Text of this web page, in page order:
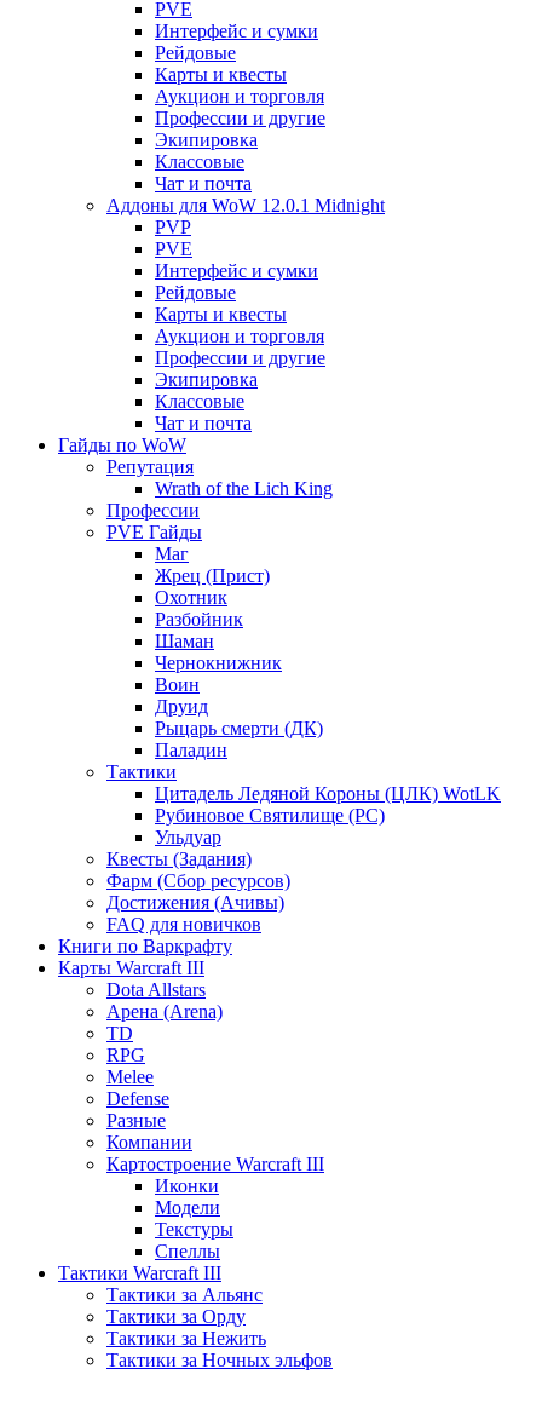
PVE
Интерфейс и сумки
Рейдовые
Карты и квесты
Аукцион и торговля
Профессии и другие
Экипировка
Классовые
Чат и почта
Аддоны для WoW 12.0.1 Midnight
PVP
PVE
Интерфейс и сумки
Рейдовые
Карты и квесты
Аукцион и торговля
Профессии и другие
Экипировка
Классовые
Чат и почта
Гайды по WoW
Репутация
Wrath of the Lich King
Профессии
PVE Гайды
Маг
Жрец (Прист)
Охотник
Разбойник
Шаман
Чернокнижник
Воин
Друид
Рыцарь смерти (ДК)
Паладин
Тактики
Цитадель Ледяной Короны (ЦЛК) WotLK
Рубиновое Святилище (РС)
Ульдуар
Квесты (Задания)
Фарм (Сбор ресурсов)
Достижения (Ачивы)
FAQ для новичков
Книги по Варкрафту
Карты Warcraft III
Dota Allstars
Арена (Arena)
TD
RPG
Melee
Defense
Разные
Компании
Картостроение Warcraft III
Иконки
Модели
Текстуры
Спеллы
Тактики Warcraft III
Тактики за Альянс
Тактики за Орду
Тактики за Нежить
Тактики за Ночных эльфов